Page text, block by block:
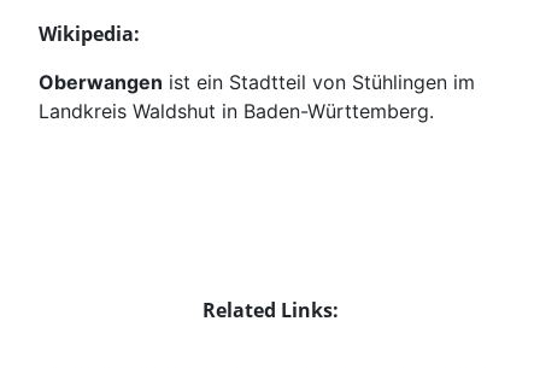
Wikipedia:
Oberwangen ist ein Stadtteil von Stühlingen im
Landkreis Waldshut in Baden-Württemberg.
Related Links: